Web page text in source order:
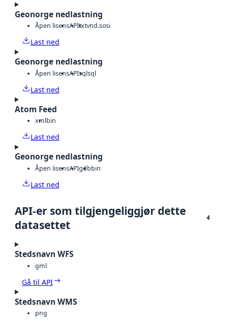
Geonorge nedlastning
Åpen lisensAPItxtvnd.sosi
Last ned
Geonorge nedlastning
Åpen lisensAPIsqlsql
Last ned
Atom Feed
xmlbin
Last ned
Geonorge nedlastning
Åpen lisensAPIgdbbin
Last ned
API-er som tilgjengeliggjør dette
datasettet
4
Stedsnavn WFS
gml
Gå til API
Stedsnavn WMS
png